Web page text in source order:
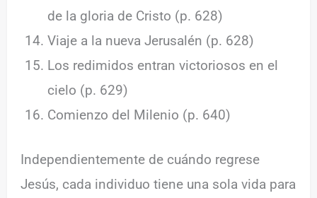
de la gloria de Cristo (p. 628)
Viaje a la nueva Jerusalén (p. 628)
Los redimidos entran victoriosos en el
cielo (p. 629)
Comienzo del Milenio (p. 640)
Independientemente de cuándo regrese
Jesús, cada individuo tiene una sola vida para